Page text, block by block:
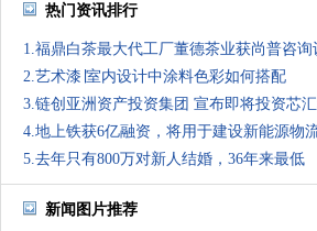
热门资讯排行
1.福鼎白茶最大代工厂董德茶业获尚普咨
2.艺术漆∣室内设计中涂料色彩如何搭配
3.链创亚洲资产投资集团 宣布即将投资芯
4.地上铁获6亿融资，将用于建设新能源物
5.去年只有800万对新人结婚，36年来最低
新闻图片推荐